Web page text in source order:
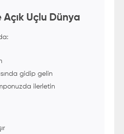
Uçlu Dünya
gidip gelin
ilerletin